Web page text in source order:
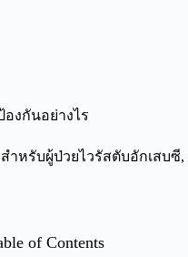
งกันอย่างไร
สำหรับผู้ป่วยไวรัสตับอักเสบซี,
of Contents